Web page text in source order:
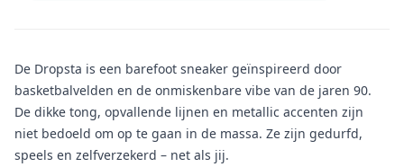
De Dropsta is een barefoot sneaker geïnspireerd door
basketbalvelden en de onmiskenbare vibe van de jaren 90.
De dikke tong, opvallende lijnen en metallic accenten zijn
niet bedoeld om op te gaan in de massa. Ze zijn gedurfd,
speels en zelfverzekerd – net als jij.